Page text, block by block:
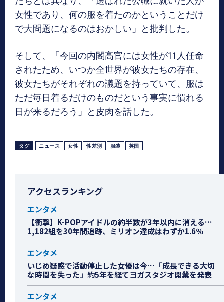
女性であり、何の服を着たのかということだけ
で大問題になるのはおかしい」と批判した。
そして、「今回の内閣高官には女性が11人任命
されたため、いつか全世界が彼女たちの存在、
彼女たちがそれぞれの議題を持っていて、服は
ただ毎日着るだけのものだという事実に慣れる
日が来るだろう」と皮肉を話した。
タグ ニュース 女性 性差別 服装 英国
アクセスランキング
エンタメ
【衝撃】K-POPアイドルの約半数が3年以内に消える…
1,182組を30年間追跡、ミリオン達成はわずか1.6％
エンタメ
いじめ疑惑で活動停止した女優は今…「成長できる大切
な時間を失った」約5年を経てヨガスタジオ開業を発表
エンタメ